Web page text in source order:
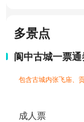
多景点
阆中古城一票通
包含古城内张飞庙、
成人票